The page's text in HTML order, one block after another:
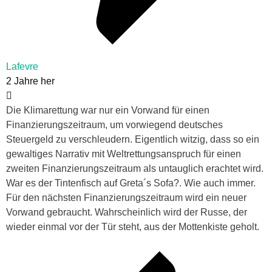
Lafevre
2 Jahre her
Die Klimarettung war nur ein Vorwand für einen
Finanzierungszeitraum, um vorwiegend deutsches
Steuergeld zu verschleudern. Eigentlich witzig, dass so ein
gewaltiges Narrativ mit Weltrettungsanspruch für einen
zweiten Finanzierungszeitraum als untauglich erachtet wird.
War es der Tintenfisch auf Greta´s Sofa?. Wie auch immer.
Für den nächsten Finanzierungszeitraum wird ein neuer
Vorwand gebraucht. Wahrscheinlich wird der Russe, der
wieder einmal vor der Tür steht, aus der Mottenkiste geholt.